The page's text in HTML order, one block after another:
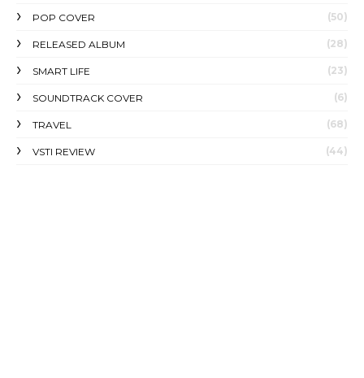
POP COVER (50)
RELEASED ALBUM (28)
SMART LIFE (23)
SOUNDTRACK COVER (6)
TRAVEL (68)
VSTI REVIEW (44)